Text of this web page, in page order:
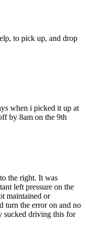
to pick up, and drop
when i picked it up at
by 8am on the 9th
the right. It was
left pressure on the
maintained or
turn the error on and no
sucked driving this for